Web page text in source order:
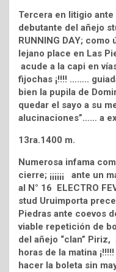
Tercera en litigio
debutante del añejo
RUNNING DAY;
lejano place en Las
acude a la capi en
fijochas ¡!!!! ……..
bien la pupila de
quedar el sayo a su
alucinaciones”…… a
13ra.1400 m.
Numerosa infama
cierre; ¡¡¡¡¡¡ ante un
al N° 16 ELECTRO
stud Uruimporta
Piedras ante coevos
viable repetición de
del añejo “clan” Piriz,
horas de la matina
hacer la boleta sin